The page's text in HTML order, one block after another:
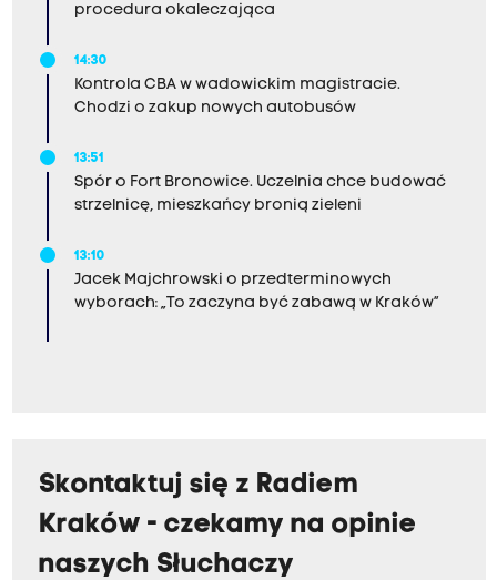
procedura okaleczająca
14:30
Kontrola CBA w wadowickim magistracie.
Chodzi o zakup nowych autobusów
13:51
Spór o Fort Bronowice. Uczelnia chce budować
strzelnicę, mieszkańcy bronią zieleni
13:10
Jacek Majchrowski o przedterminowych
wyborach: „To zaczyna być zabawą w Kraków”
Skontaktuj się z Radiem
Kraków - czekamy na opinie
naszych Słuchaczy